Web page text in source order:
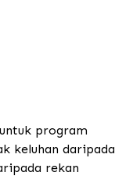
program
keluhan daripada
rekan